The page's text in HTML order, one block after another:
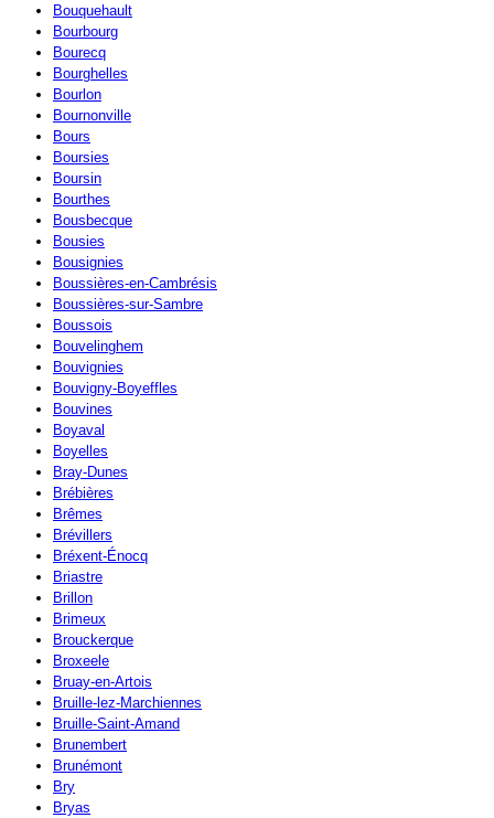
Bouquehault
Bourbourg
Bourecq
Bourghelles
Bourlon
Bournonville
Bours
Boursies
Boursin
Bourthes
Bousbecque
Bousies
Bousignies
Boussières-en-Cambrésis
Boussières-sur-Sambre
Boussois
Bouvelinghem
Bouvignies
Bouvigny-Boyeffles
Bouvines
Boyaval
Boyelles
Bray-Dunes
Brébières
Brêmes
Brévillers
Bréxent-Énocq
Briastre
Brillon
Brimeux
Brouckerque
Broxeele
Bruay-en-Artois
Bruille-lez-Marchiennes
Bruille-Saint-Amand
Brunembert
Brunémont
Bry
Bryas